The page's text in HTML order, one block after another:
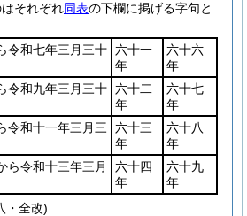
はそれぞれ同表の下欄に掲げる字句と
令和七年三月三十 六十一
年
六十六
年
令和九年三月三十 六十二
年
六十七
年
令和十一年三月三
六十三
年
六十八
年
ら令和十三年三月
六十四
年
六十九
年
・全改)